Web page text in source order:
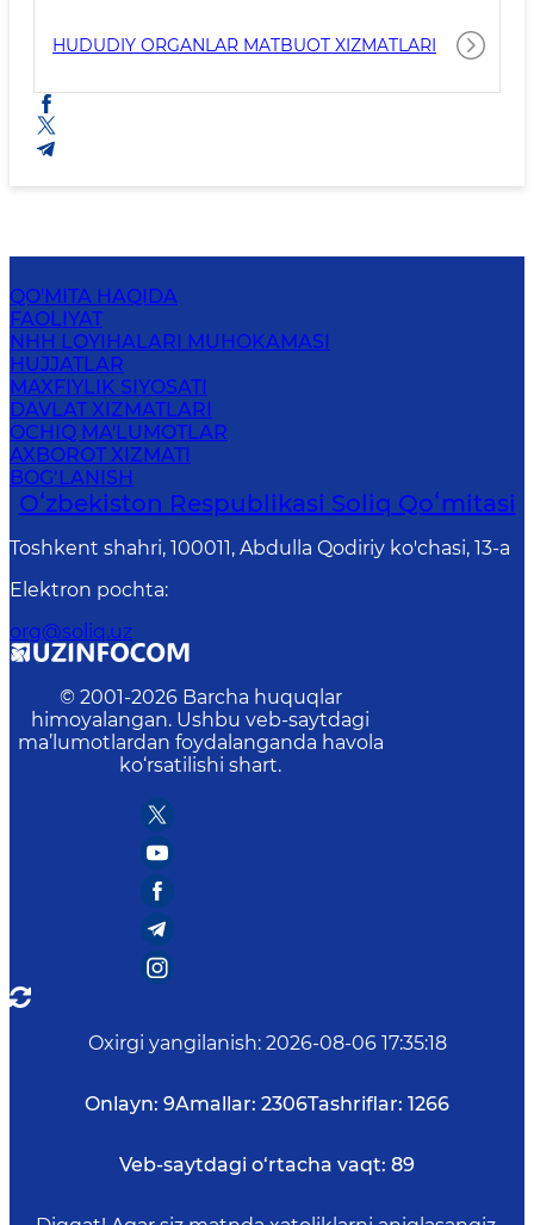
HUDUDIY ORGANLAR MATBUOT XIZMATLARI
QO'MITA HAQIDA
FAOLIYAT
NHH LOYIHALARI MUHOKAMASI
HUJJATLAR
MAXFIYLIK SIYOSATI
DAVLAT XIZMATLARI
OCHIQ MA'LUMOTLAR
AXBOROT XIZMATI
BOG‘LANISH
Oʻzbekiston Respublikasi Soliq Qoʻmitasi
Toshkent shahri, 100011, Abdulla Qodiriy ko'chasi, 13-a
Elektron pochta:
org@soliq.uz
© 2001-2026 Barcha huquqlar
himoyalangan. Ushbu veb-saytdagi
ma’lumotlardan foydalanganda havola
ko‘rsatilishi shart.
Oxirgi yangilanish: 2026-08-06 17:35:18
Onlayn: 9Amallar: 2306Tashriflar: 1266
Veb-saytdagi o‘rtacha vaqt: 89